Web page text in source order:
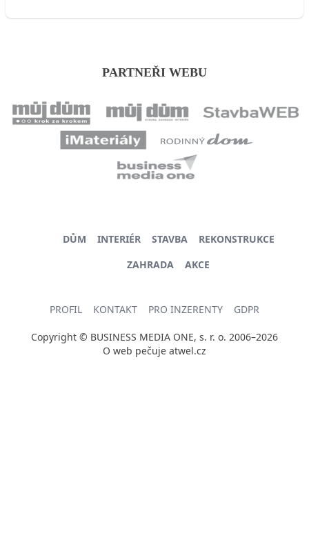
PARTNEŘI WEBU
DŮM INTERIÉR STAVBA
REKONSTRUKCE
ZAHRADA
AKCE
PROFIL KONTAKT PRO INZERENTY GDPR
Copyright © BUSINESS MEDIA ONE, s. r. o. 2006–2026